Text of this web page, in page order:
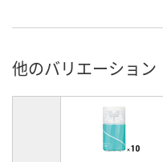
他のバリエーション